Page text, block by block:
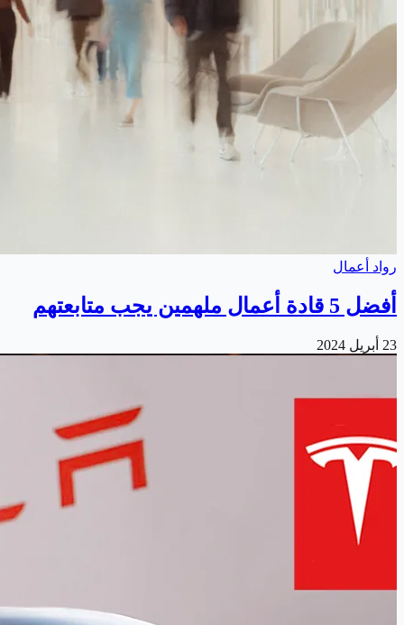
رواد أعمال
أفضل 5 قادة أعمال ملهمين يجب متابعتهم
23 أبريل 2024